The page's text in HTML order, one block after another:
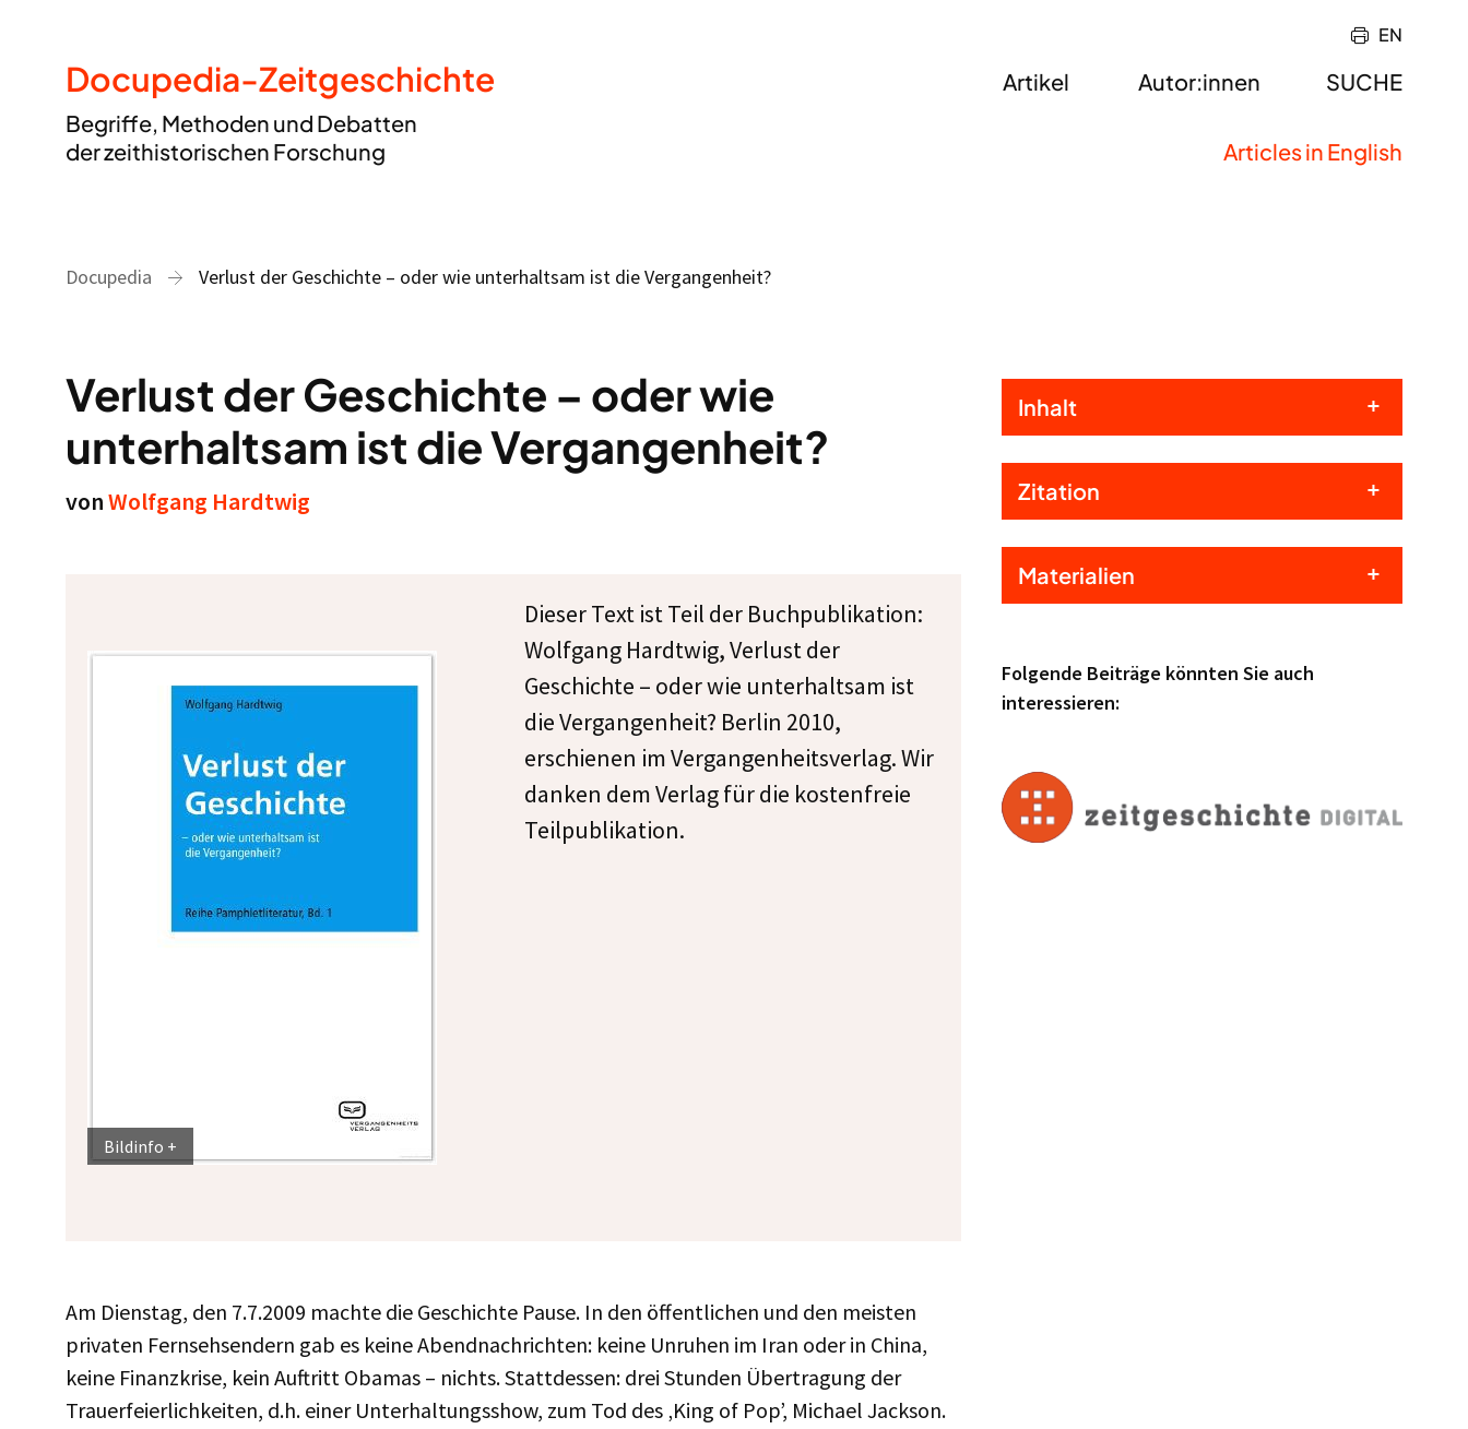
Docupedia-Zeitgeschichte
Begriffe, Methoden und Debatten
der zeithistorischen Forschung
SUCHE
Artikel Autor:innen
EN
Articles in English
Docupedia Verlust der Geschichte – oder wie unterhaltsam ist die Vergangenheit?
Verlust der Geschichte – oder wie
unterhaltsam ist die Vergangenheit?
vonWolfgang Hardtwig
Bildinfo
Dieser Text ist Teil der Buchpublikation:
Wolfgang Hardtwig, Verlust der
Geschichte – oder wie unterhaltsam ist
die Vergangenheit? Berlin 2010,
erschienen im Vergangenheitsverlag. Wir
danken dem Verlag für die kostenfreie
Teilpublikation.
Am Dienstag, den 7.7.2009 machte die Geschichte Pause. In den öffentlichen und den meisten
privaten Fernsehsendern gab es keine Abendnachrichten: keine Unruhen im Iran oder in China,
keine Finanzkrise, kein Auftritt Obamas – nichts. Stattdessen: drei Stunden Übertragung der
Trauerfeierlichkeiten, d.h. einer Unterhaltungsshow, zum Tod des ‚King of Pop’, Michael Jackson.
Inhalt
Zitation
Materialien
Folgende Beiträge könnten Sie auch
interessieren: